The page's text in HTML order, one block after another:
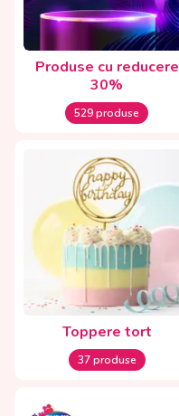
Produse cu reducere
30%
529 produse
Toppere tort
37 produse